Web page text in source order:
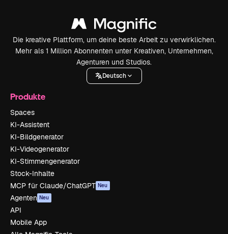
Die kreative Plattform, um deine beste Arbeit zu verwirklichen.
Mehr als 1 Million Abonnenten unter Kreativen, Unternehmen,
Agenturen und Studios.
Deutsch
Produkte
Spaces
KI-Assistent
KI-Bildgenerator
KI-Videogenerator
KI-Stimmengenerator
Stock-Inhalte
MCP für Claude/ChatGPT Neu
Agenten Neu
API
Mobile App